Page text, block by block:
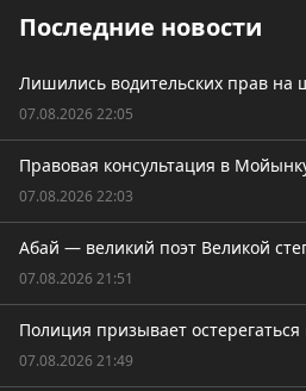
Последние новости
Лишились водительских прав на
07.08.2026 22:05
Правовая консультация в
07.08.2026 22:03
Абай — великий поэт Великой
07.08.2026 21:51
Полиция призывает
07.08.2026 21:49